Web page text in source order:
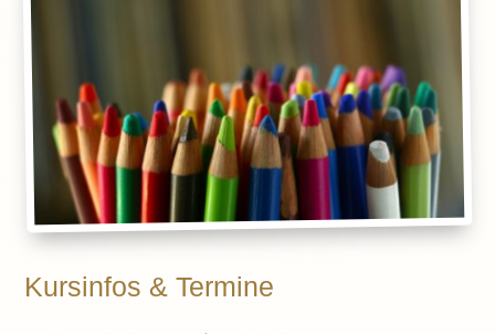
Kursinfos & Termine